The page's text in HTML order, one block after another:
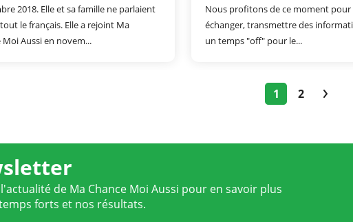
2018. Elle et sa famille ne parlaient
le français. Elle a rejoint Ma
Moi Aussi en novem...
Nous profitons de ce moment pour
échanger, transmettre des
un temps "off" pour le...
1 2
l'actualité de Ma Chance Moi Aussi pour en savoir plus
forts et nos résultats.